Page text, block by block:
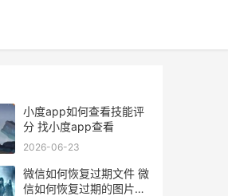
小度app如何查看技能评
分 找小度app查看
2026-06-23
微信如何恢复过期文件 微
信如何恢复过期的图片和